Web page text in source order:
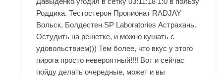
Роддика. Тестостерон Пропионат RADJAY
Вольск, Болдестен SP Laboratories Астрахань.
Остудить на решетке, и можно кушать с
удовольствием))) Тем более, что вкус у этого
пирога просто невероятный!!!! Вот и сейчас
пойду делать очередные, может и вы